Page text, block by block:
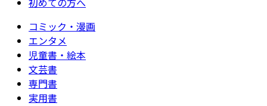
コミック・漫画
エンタメ
児童書・絵本
文芸書
専門書
実用書